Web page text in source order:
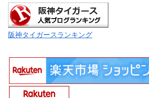
阪神タイガースランキング